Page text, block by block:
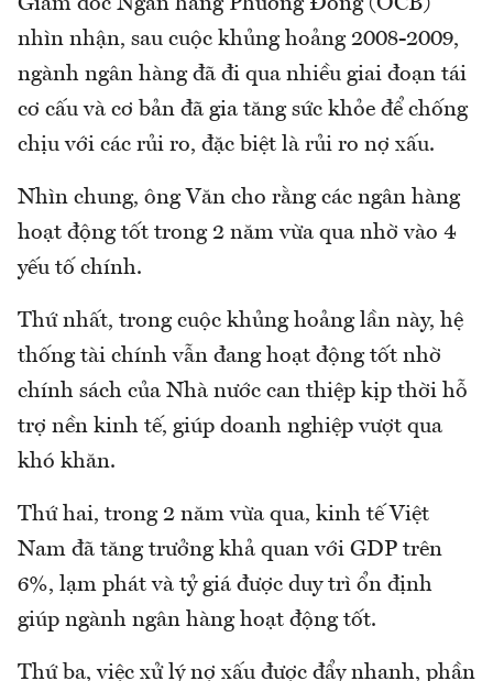
Giám đốc Ngân hàng Phương Đông (OCB)
nhìn nhận, sau cuộc khủng hoảng 2008-2009,
ngành ngân hàng đã đi qua nhiều giai đoạn tái
cơ cấu và cơ bản đã gia tăng sức khỏe để chống
chịu với các rủi ro, đặc biệt là rủi ro nợ xấu.
Nhìn chung, ông Văn cho rằng các ngân hàng
hoạt động tốt trong 2 năm vừa qua nhờ vào 4
yếu tố chính.
Thứ nhất, trong cuộc khủng hoảng lần này, hệ
thống tài chính vẫn đang hoạt động tốt nhờ
chính sách của Nhà nước can thiệp kịp thời hỗ
trợ nền kinh tế, giúp doanh nghiệp vượt qua
khó khăn.
Thứ hai, trong 2 năm vừa qua, kinh tế Việt
Nam đã tăng trưởng khả quan với GDP trên
6%, lạm phát và tỷ giá được duy trì ổn định
giúp ngành ngân hàng hoạt động tốt.
Thứ ba, việc xử lý nợ xấu được đẩy nhanh, phần